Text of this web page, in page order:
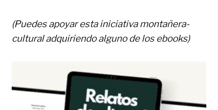
(Puedes apoyar esta iniciativa montañera-
cultural adquiriendo alguno de los ebooks)